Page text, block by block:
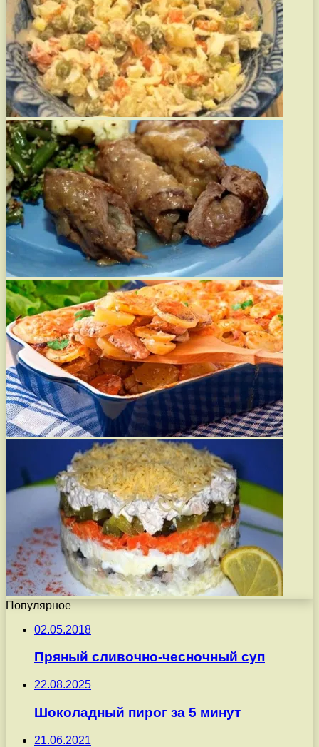
Популярное
02.05.2018
Пряный сливочно-чесночный суп
22.08.2025
Шоколадный пирог за 5 минут
21.06.2021